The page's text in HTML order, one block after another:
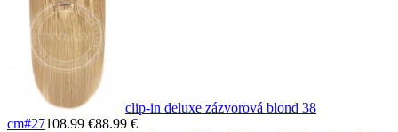
clip-in deluxe zázvorová blond 38
cm#27108.99 €88.99 €